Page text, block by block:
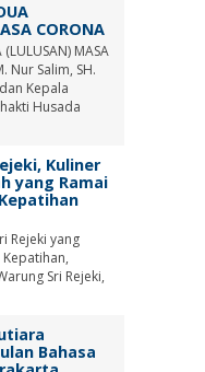
CORONA
(LULUSAN) MASA
Nur Salim, SH.
Kepala
Husada
Kuliner
yang Ramai
Rejeki yang
Sri Rejeki,
Bahasa